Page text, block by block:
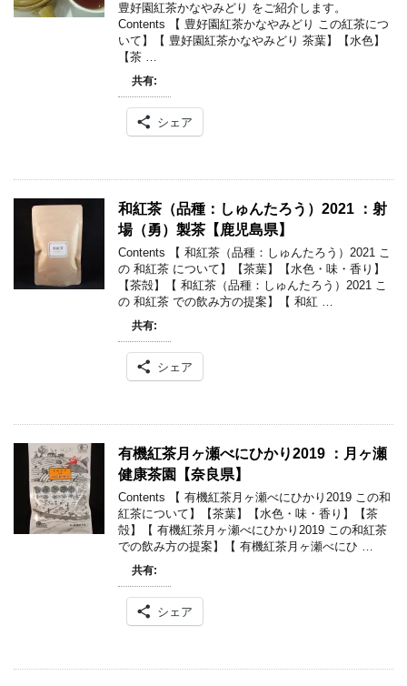
豊好園紅茶かなやみどり をご紹介します。
Contents 【 豊好園紅茶かなやみどり この紅茶につ
いて】【 豊好園紅茶かなやみどり 茶葉】【水色】
【茶 …
共有:
シェア
和紅茶（品種：しゅんたろう）2021 ：射
場（勇）製茶【鹿児島県】
Contents 【 和紅茶（品種：しゅんたろう）2021 こ
の 和紅茶 について】【茶葉】【水色・味・香り】
【茶殻】【 和紅茶（品種：しゅんたろう）2021 こ
の 和紅茶 での飲み方の提案】【 和紅 …
共有:
シェア
有機紅茶月ヶ瀬べにひかり2019 ：月ヶ瀬
健康茶園【奈良県】
Contents 【 有機紅茶月ヶ瀬べにひかり2019 この和
紅茶について】【茶葉】【水色・味・香り】【茶
殻】【 有機紅茶月ヶ瀬べにひかり2019 この和紅茶
での飲み方の提案】【 有機紅茶月ヶ瀬べにひ …
共有:
シェア